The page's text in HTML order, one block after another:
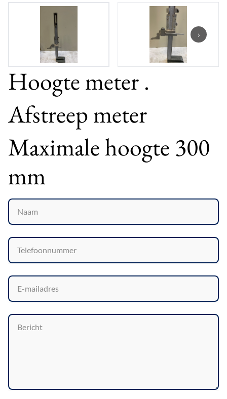
›
Hoogte meter .
Afstreep meter
Maximale hoogte 300
mm